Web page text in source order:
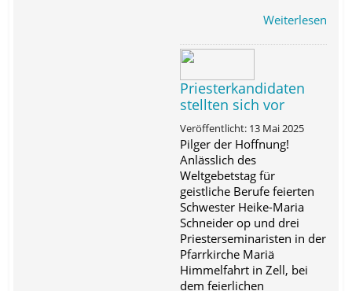
Weiterlesen
Priesterkandidaten
stellten sich vor
Veröffentlicht: 13 Mai 2025
Pilger der Hoffnung!
Anlässlich des
Weltgebetstag für
geistliche Berufe feierten
Schwester Heike-Maria
Schneider op und drei
Priesterseminaristen in der
Pfarrkirche Mariä
Himmelfahrt in Zell, bei
dem feierlichen